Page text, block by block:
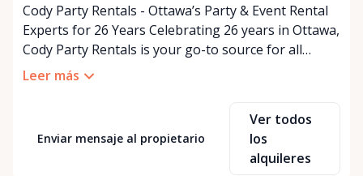
Cody Party Rentals - Ottawa’s Party & Event Rental
Experts for 26 Years Celebrating 26 years in Ottawa,
Cody Party Rentals is your go-to source for all
things party and event rentals. We’re proud to be a
At Cody Party Rentals, we believe in the power of
sharing—giving others the chance to rent out their
items and experience the benefits of renting. It’s
Leer más
Enviar mensaje al propietario
Ver todos
los
alquileres